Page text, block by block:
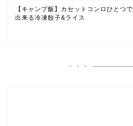
【キャンプ飯】カセットコンロひとつで
出来る冷凍餃子&ライス